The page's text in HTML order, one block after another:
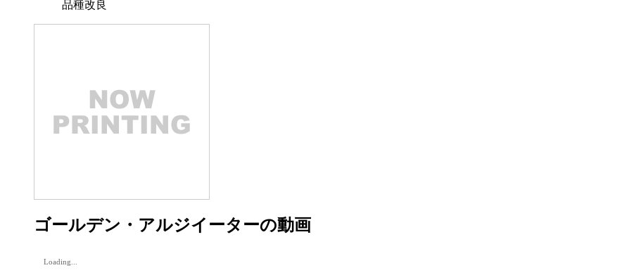
品種改良
ゴールデン・アルジイーターの動画
Loading...